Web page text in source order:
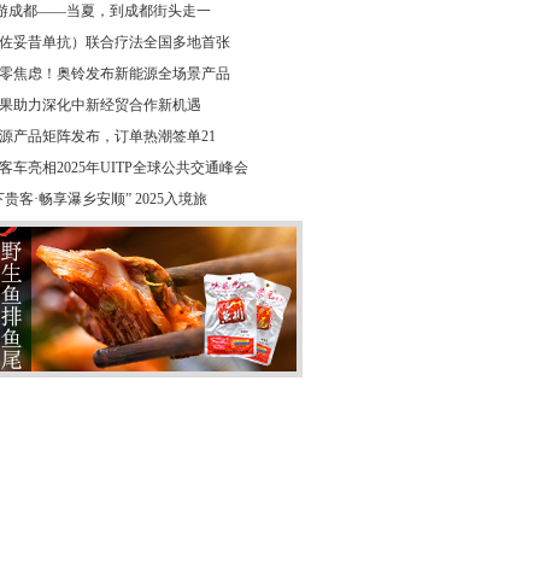
成都——当夏，到成都街头走一
妥昔单抗）联合疗法全国多地首张
焦虑！奥铃发布新能源全场景产品
助力深化中新经贸合作新机遇
产品矩阵发布，订单热潮签单21
车亮相2025年UITP全球公共交通峰会
贵客·畅享瀑乡安顺” 2025入境旅